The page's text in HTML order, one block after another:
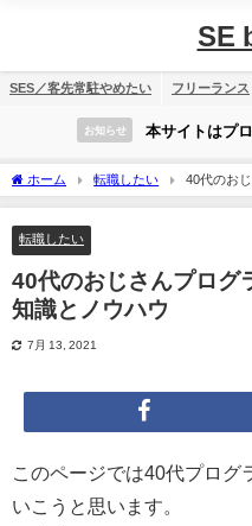
SE
SES／客先常駐やめたい フリーランス
お知らせ 本サイトはプ
ホーム 転職したい
40代のお
ノウハウ
転職したい
40代のおじさんプログ
知識とノウハウ
7月 13, 2021
このページでは40代プログ
いこうと思います。